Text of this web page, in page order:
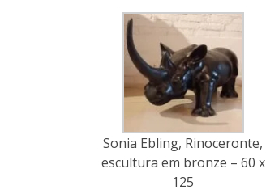
Sonia Ebling, Rinoceronte,
escultura em bronze – 60 x
125